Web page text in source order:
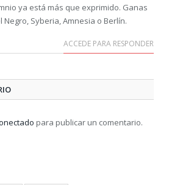
ya está más que exprimido. Ganas
Negro, Syberia, Amnesia o Berlín.
ACCEDE PARA RESPONDER
para publicar un comentario.